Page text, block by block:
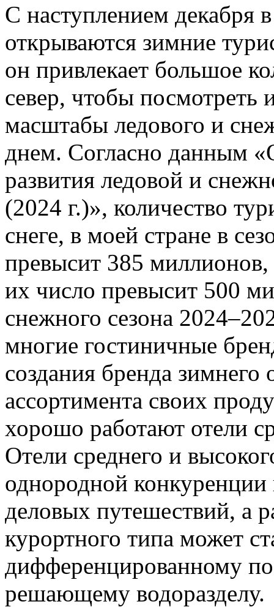
С наступлением декабря
открываются зимние
он привлекает большое
север, чтобы посмотреть
масштабы ледового и
днем. Согласно данным
развития ледовой и
(2024 г.)», количество
снеге, в моей стране в
превысит 385 миллионов,
их число превысит 500
снежного сезона
многие гостиничные
создания бренда
ассортимента своих
хорошо работают отели
Отели среднего и
однородной
деловых путешествий, а
курортного типа может
дифференцированному
решающему водоразделу.